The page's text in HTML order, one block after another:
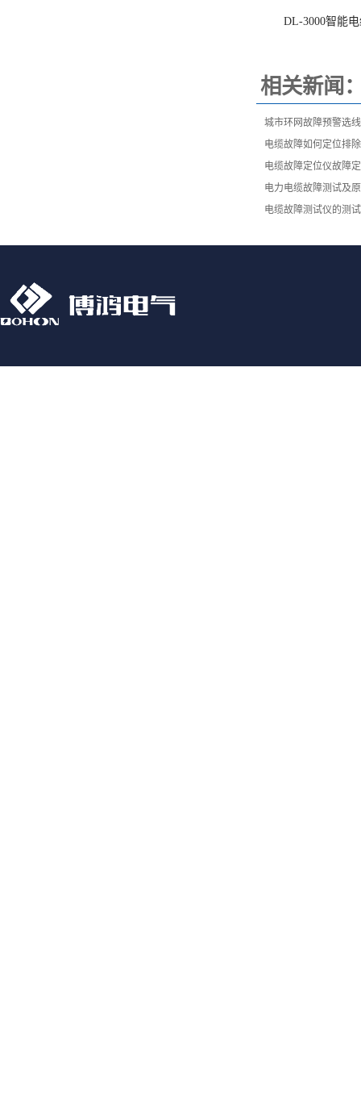
DL-3000智能
相关新闻
城市环网故障预警选
电缆故障如何定位排除
电缆故障定位仪故障
电力电缆故障测试及
电缆故障测试仪的测